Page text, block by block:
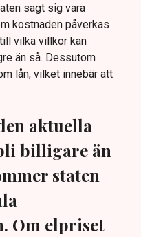
sagt sig vara
kostnaden påverkas
vilka villkor kan
än så. Dessutom
lån, vilket innebär att
aktuella
billigare än
staten
Om elpriset